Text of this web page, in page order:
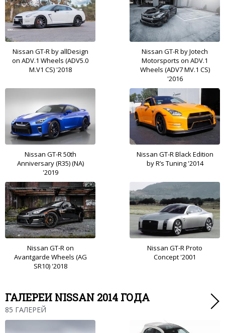
Nissan GT-R by allDesign
on ADV.1 Wheels (ADV5.0
M.V1 CS) '2018
Nissan GT-R by Jotech
Motorsports on ADV.1
Wheels (ADV7 MV.1 CS)
'2016
Nissan GT-R 50th
Anniversary (R35) (NA)
'2019
Nissan GT-R Black Edition
by R’s Tuning '2014
Nissan GT-R on
Avantgarde Wheels (AG
SR10) '2018
Nissan GT-R Proto
Concept '2001
ГАЛЕРЕИ NISSAN 2014 ГОДА
85 ГАЛЕРЕЙ